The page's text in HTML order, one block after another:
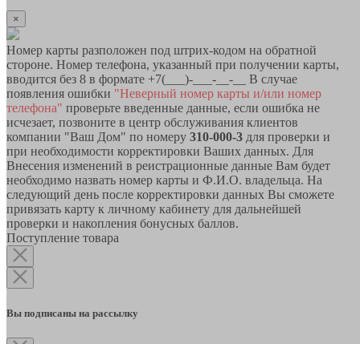
×
Номер карты разположен под штрих-кодом на обратной
стороне. Номер телефона, указанный при получении карты,
вводится без 8 в формате +7(___)-___-__-__ В случае
появления ошибки "Неверный номер карты и/или номер
телефона" проверьте введенные данные, если ошибка не
исчезает, позвоните в центр обслуживания клиентов
компании "Ваш Дом" по номеру 310-000-3 для проверки и
при необходимости корректировки Ваших данных. Для
Внесения изменений в реистрационные данные Вам будет
необходимо назвать номер карты и Ф.И.О. владельца. На
следующий день после корректировки данных Вы сможете
привязать карту к личному кабинету для дальнейшей
проверки и накопления бонусных баллов.
Поступление товара
Вы подписаны на рассылку